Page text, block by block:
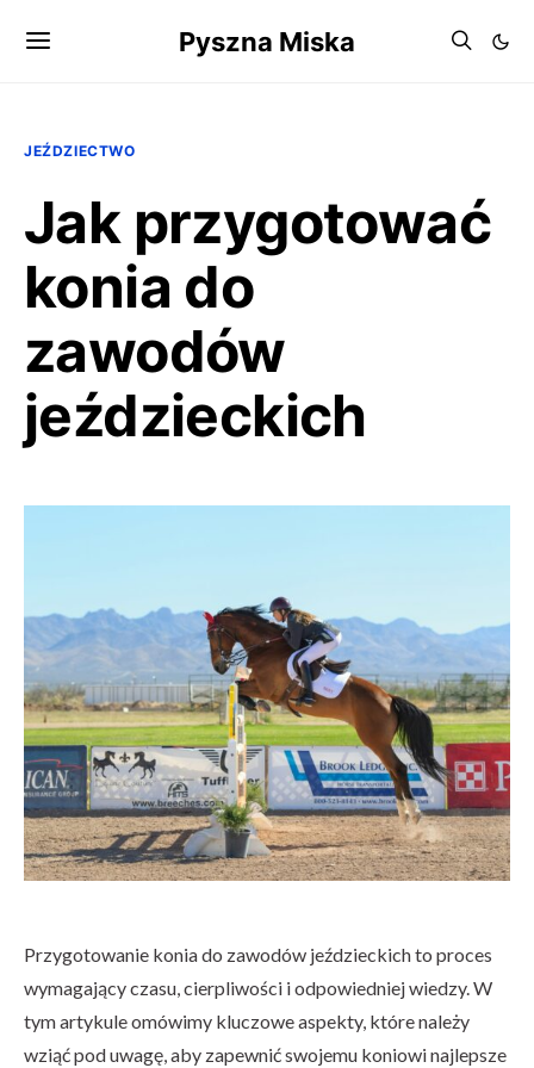
Pyszna Miska
JEŹDZIECTWO
Jak przygotować
konia do
zawodów
jeździeckich
Przygotowanie konia do zawodów jeździeckich to proces
wymagający czasu, cierpliwości i odpowiedniej wiedzy. W
tym artykule omówimy kluczowe aspekty, które należy
wziąć pod uwagę, aby zapewnić swojemu koniowi najlepsze